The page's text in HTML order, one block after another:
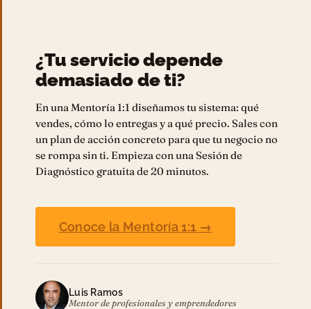
¿Tu servicio depende
demasiado de ti?
En una Mentoría 1:1 diseñamos tu sistema: qué
vendes, cómo lo entregas y a qué precio. Sales con
un plan de acción concreto para que tu negocio no
se rompa sin ti. Empieza con una Sesión de
Diagnóstico gratuita de 20 minutos.
Conoce la Mentoría 1:1 →
Luis Ramos
Mentor de profesionales y emprendedores